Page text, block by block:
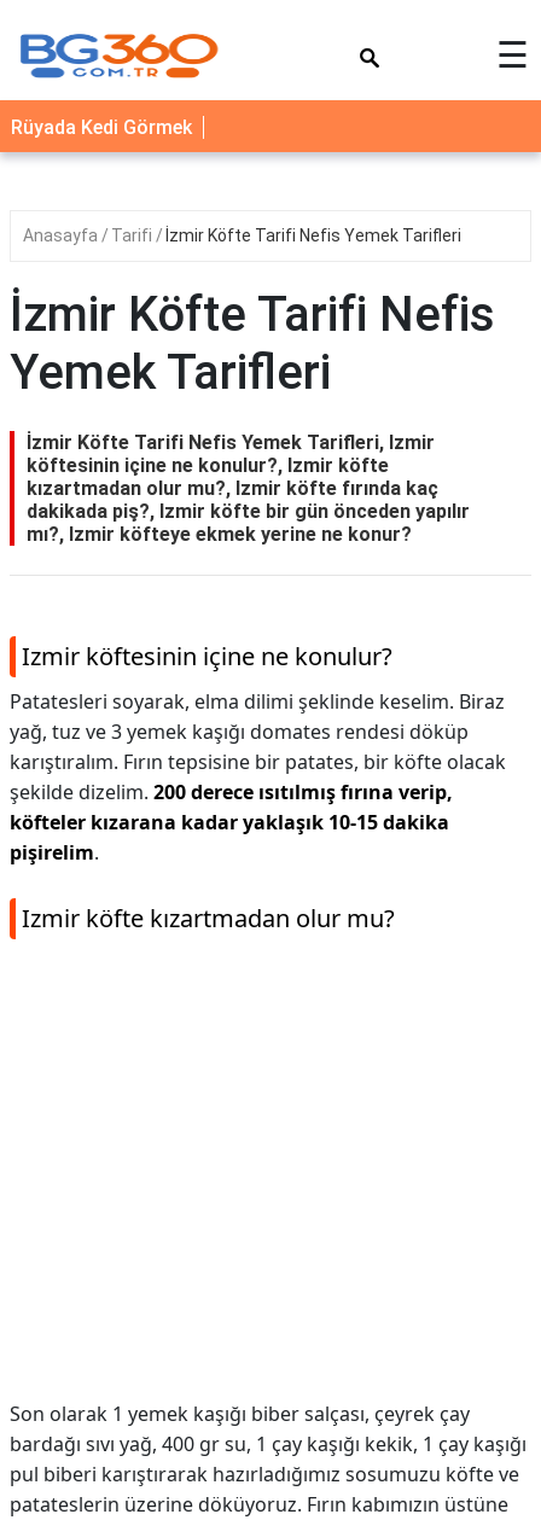
YEMEK
TARİFLERİ
SAĞLIK
İLETİŞİM
☰
Rüyada Kedi Görmek
Anasayfa Tarifi İzmir Köfte Tarifi Nefis Yemek Tarifleri
İzmir Köfte Tarifi Nefis
Yemek Tarifleri
İzmir Köfte Tarifi Nefis Yemek Tarifleri, Izmir
köftesinin içine ne konulur?, Izmir köfte
kızartmadan olur mu?, Izmir köfte fırında kaç
dakikada piş?, Izmir köfte bir gün önceden yapılır
mı?, Izmir köfteye ekmek yerine ne konur?
Izmir köftesinin içine ne konulur?
Patatesleri soyarak, elma dilimi şeklinde keselim. Biraz
yağ, tuz ve 3 yemek kaşığı domates rendesi döküp
karıştıralım. Fırın tepsisine bir patates, bir köfte olacak
şekilde dizelim. 200 derece ısıtılmış fırına verip,
köfteler kızarana kadar yaklaşık 10-15 dakika
pişirelim.
Izmir köfte kızartmadan olur mu?
Son olarak 1 yemek kaşığı biber salçası, çeyrek çay
bardağı sıvı yağ, 400 gr su, 1 çay kaşığı kekik, 1 çay kaşığı
pul biberi karıştırarak hazırladığımız sosumuzu köfte ve
patateslerin üzerine döküyoruz. Fırın kabımızın üstüne